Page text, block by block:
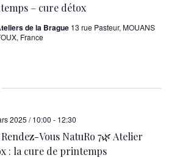
– cure détox
de la Brague 13 rue Pasteur, MOUANS
France
Vous NatuRo 7🌿 Atelier
: la cure de printemps
2025 / 10:00 - 12:30